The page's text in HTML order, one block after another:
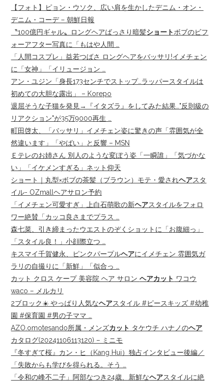
【フォト】ピョン・ウソク、広い肩を生かしたデニム・オン・
デニム・コーデ – 朝鮮日報
〝100億円ギャル〟ロングヘアばっさり暗髪ショートボブのビフ
ォーアフター写真に「もはや人間 …
「人間コスプレ」益若つばさ ロングヘアをバッサリ!イメチェン
に「女神」「イリュージョン …
アン・ユジン「身長173センチでストップ…ラッパースタイルは
初めての大胆な露出」 – Korepo
退屈そうな子猫を発見→『イタズラ』をしてみた結果…"反則級の
リアクション"が35万9000再生 …
町田啓太、「バッサリ」イメチェン姿に驚きの声「雰囲気が全
然違います」「やばい」と反響 – MSN
Ｅテレのお姉さん 別人のような変ぼう姿「一瞬誰」「気づかな
い」「イケメンすぎる」ネット仰天
ショート｜丸型×ボブの茶髪（ブラウン）モテ・愛されヘアスタ
イル- OZmallヘアサロン予約
「イメチェン可愛すぎ」上白石萌歌の新ヘアスタイルをフォロ
ワー絶賛「カッコ良さまでプラス …
森七菜、引き締まったウエストのぞくショットに「お腹細っ」
「スタイル良！」小顔際立つ …
キスマイ千賀健永、ピンクパープルヘアにイメチェン 雰囲気ガ
ラリの自撮りに「新鮮」「似合っ …
カット クロス ケープ 美容院 ヘア サロンヘアカット ワコウ
waco – メルカリ
2ブロック☀️ やっぱり人気なヘアスタイル #ピースキッズ #幼稚
園 #保育園 #男の子ママ …
AZO.omotesando所属・メンズカット タケウチ ハナノのヘア
カタログ(20241106113120) – ミニモ
『冬すぎて桜』カン・ヒ（Kang Hui）独占インタビュー後編／
「失敗からも学びを得られる。そう …
「令和の峰不二子」阿部なつき24歳、新鮮なヘアスタイルに絶